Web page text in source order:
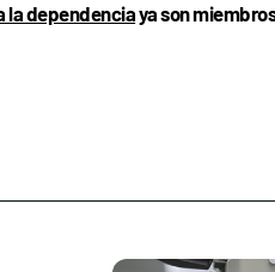
la dependenciaya son